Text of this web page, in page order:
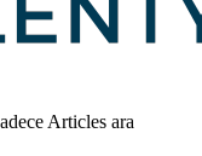
Articles ara